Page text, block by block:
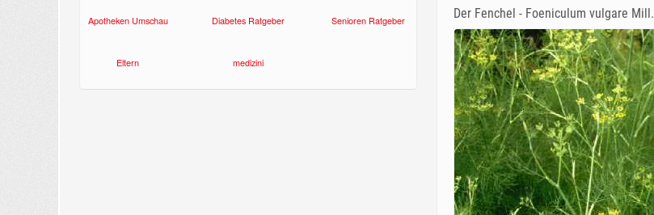
Apotheken Umschau Diabetes Ratgeber Senioren Ratgeber
Eltern medizini
Der Fenchel - Foeniculum vulgare Mill.